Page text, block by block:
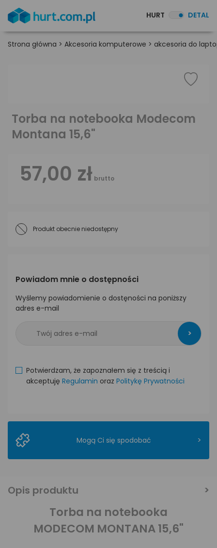
HURT DETAL
Strona główna > Akcesoria komputerowe > akcesoria do
Torba na notebooka Modecom
Montana 15,6"
57,00 zł brutto
Produkt obecnie niedostępny
Powiadom mnie o dostępności
Wyślemy powiadomienie o dostęności na poniższy
adres e-mail
>
Potwierdzam, że zapoznałem się z treścią i
akceptuję Regulamin oraz Politykę Prywatności
Mogą Ci się spodobać >
Opis produktu
Torba na notebooka
MODECOM MONTANA 15,6"